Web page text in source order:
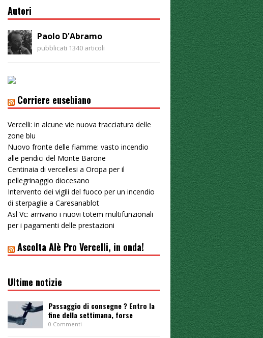
Autori
Paolo D'Abramo
pubblicati 1340 articoli
Corriere eusebiano
Vercelli: in alcune vie nuova tracciatura delle
zone blu
Nuovo fronte delle fiamme: vasto incendio
alle pendici del Monte Barone
Centinaia di vercellesi a Oropa per il
pellegrinaggio diocesano
Intervento dei vigili del fuoco per un incendio
di sterpaglie a Caresanablot
Asl Vc: arrivano i nuovi totem multifunzionali
per i pagamenti delle prestazioni
Ascolta Alè Pro Vercelli, in onda!
Ultime notizie
Passaggio di consegne ? Entro la
fine della settimana, forse
0 Commenti